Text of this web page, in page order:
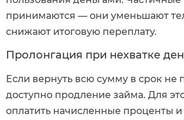
принимаются — они уменьшают
снижают итоговую переплату.
Пролонгация при нехватке
Если вернуть всю сумму в срок не
доступно продление займа. Для
оплатить начисленные проценты